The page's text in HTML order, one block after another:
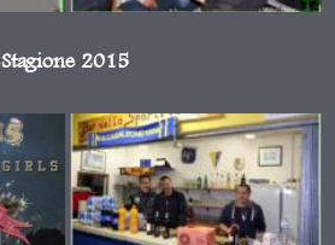
Stagione 2015